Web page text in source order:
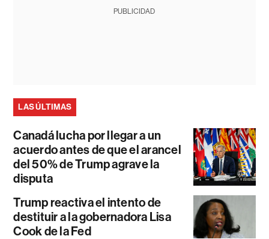
PUBLICIDAD
LAS ÚLTIMAS
Canadá lucha por llegar a un
acuerdo antes de que el arancel
del 50% de Trump agrave la
disputa
Trump reactiva el intento de
destituir a la gobernadora Lisa
Cook de la Fed